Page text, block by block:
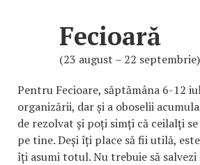
Fecioară
(23 august – 22 septembrie)
Pentru Fecioare, săptămâna 6-12
organizării, dar și a oboselii
de rezolvat și poți simți că ceilalți
pe tine. Deși îți place să fii utilă,
îți asumi totul. Nu trebuie să